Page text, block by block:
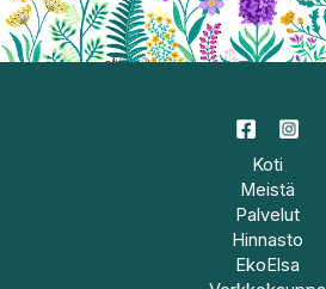
Koti
Meistä
Palvelut
Hinnasto
EkoElsa